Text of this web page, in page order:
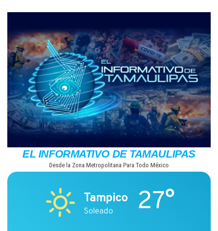
contenido
EL INFORMATIVO DE TAMAULIPAS
Desde la Zona Metropolitana Para Todo México
Tampico
Soleado 27°